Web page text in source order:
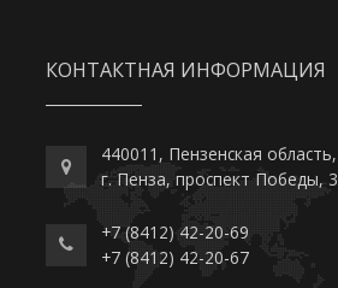
КОНТАКТНАЯ ИНФОРМАЦИЯ
440011, Пензенская область,
г. Пенза, проспект Победы, 3
+7 (8412) 42-20-69
+7 (8412) 42-20-67